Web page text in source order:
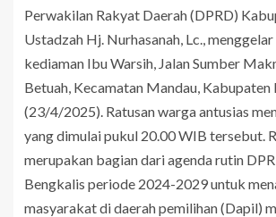
Perwakilan Rakyat Daerah (DPRD)
Ustadzah Hj. Nurhasanah, Lc.,
kediaman Ibu Warsih, Jalan Sumber
Betuah, Kecamatan Mandau, Kabupaten
(23/4/2025). Ratusan warga antusias
yang dimulai pukul 20.00 WIB tersebut.
merupakan bagian dari agenda rutin
Bengkalis periode 2024-2029 untuk
masyarakat di daerah pemilihan (Dapil)